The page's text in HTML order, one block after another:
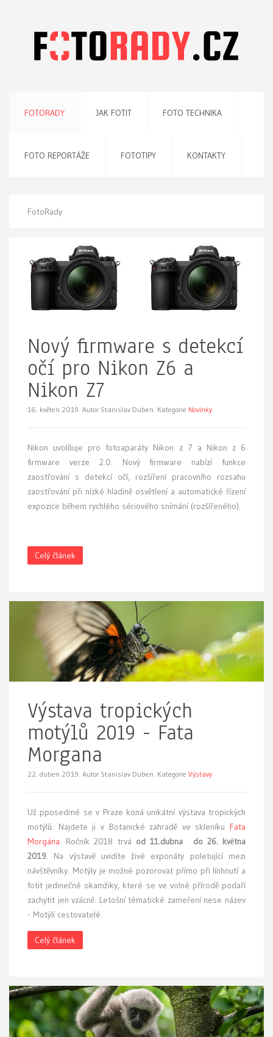
FOTORADY JAK FOTIT FOTO TECHNIKA
FOTO REPORTÁŽE FOTOTIPY KONTAKTY
FotoRady
Nový firmware s detekcí
očí pro Nikon Z6 a
Nikon Z7
16. květen 2019. Autor Stanislav Duben. Kategorie Novinky
Nikon uvolňuje pro fotoaparáty Nikon z 7 a Nikon z 6
firmware verze 2.0. Nový firmware nabízí funkce
zaostřování s detekcí očí, rozšíření pracovního rozsahu
zaostřování při nízké hladině osvětlení a automatické řízení
expozice během rychlého sériového snímání (rozšířeného).
Celý článek
Výstava tropických
motýlů 2019 - Fata
Morgana
22. duben 2019. Autor Stanislav Duben. Kategorie Výstavy
Už pposedmé se v Praze koná unikátní výstava tropických
motýlů. Najdete ji v Botanické zahradě ve skleníku Fata
Morgána. Ročník 2018 trvá od 11.dubna do 26. května
2019. Na výstavě uvidíte živé exponáty poletující mezi
návštěvníky. Motýly je možné pozorovat přímo při línhnutí a
fotit jedinečné okamžiky, které se ve volné přírodě podaří
zachytit jen vzácně. Letošní tématické zameření nese název
- Motýlí cestovatelé.
Celý článek